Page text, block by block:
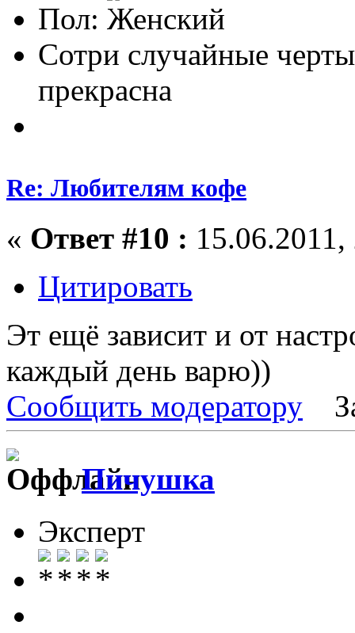
Пол:
Сотри случайные
прекрасна
Re: Любителям кофе
« Ответ #10 :
Цитировать
Эт ещё зависит и от
каждый день варю))
Сообщить модератору
Пичушка
Эксперт